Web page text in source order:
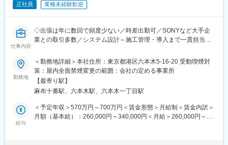
変更の範囲：会社の定める業務
※実際の施工作業は発生しません
■入社後の流れ
入社後は、先輩社員との同行やOJTを通じて業務理解を深めてい
まずは既存の施工店対応や進捗確認からスタートし、徐々に担当
エリアをお任せしていきます。
■同ポジションの特徴
・内勤業務が中心で、体力的な負担を軽減できます
・取替工事がメインのため、長期常駐はほぼありません
・施工・営業・管理など、幅広い経験を活かせるポジションです
正社員 業種未経験歓迎
仕事内容
◇出張は年に数回で頻度少ない／時差出勤可／SONYなど大手企
業との取引多数／システム設計～施工管理・導入まで一貫担当／
■業務概要
「映像・音響／IT機器」等を用いてお客様の課題解決に向けたソ
リューション提案を行っている当社にて、設計・施工管理職を募
集します。
※期間：1か月～1年のものまで様々
※出張：有（エリア：全国／期間：日帰り～1週間／頻度：3～4ヶ
月に1度）
勤務地
＜勤務地詳細＞本社住所：東京都港区六本木5-16-20 受動喫煙対
策：屋内全面禁煙変更の範囲：会社の定める事業所
【最寄り駅】
麻布十番駅、六本木駅、六本木一丁目駅
給与
＜予定年収＞570万円～700万円＜賃金形態＞月給制＜賃金内訳＞
月額（基本給）：260,000円～340,000円＜月給＞260,000円～